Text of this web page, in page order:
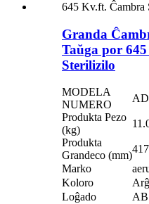
Granda
Taŭga por
Sterilizilo
MODELA
NUMERO
Produkta Pezo
(kg)
Produkta
Grandeco (mm)
Marko
Koloro
Loĝado